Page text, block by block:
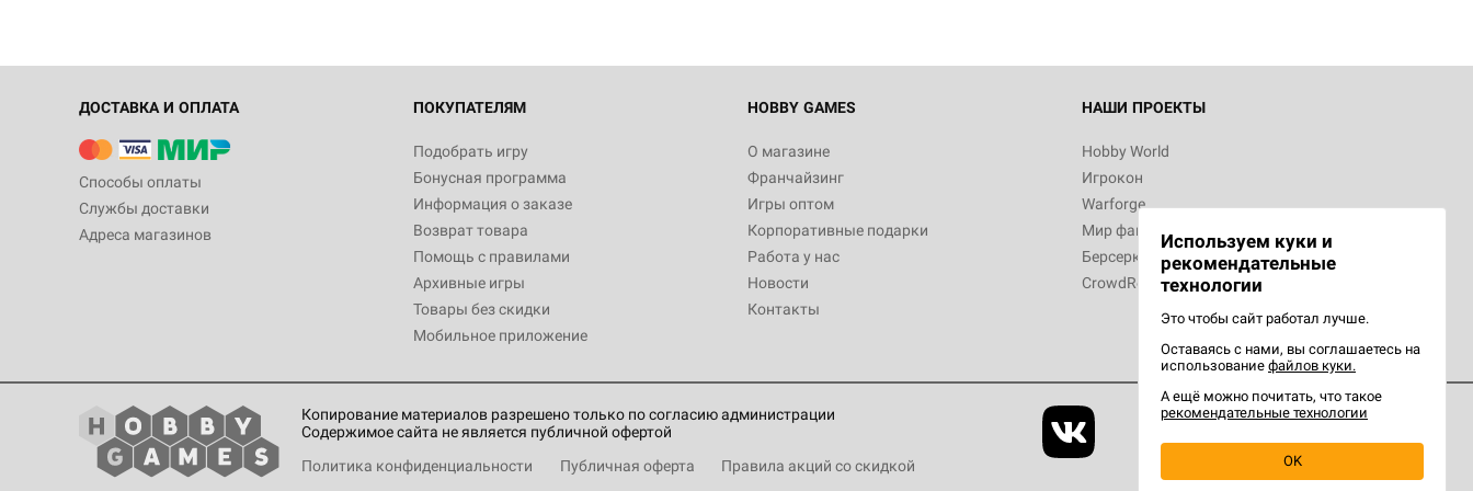
ДОСТАВКА И ОПЛАТА
Способы оплаты
Службы доставки
Адреса магазинов
ПОКУПАТЕЛЯМ
Подобрать игру
Бонусная программа
Информация о заказе
Возврат товара
Помощь с правилами
Архивные игры
Товары без скидки
Мобильное приложение
HOBBY GAMES
О магазине
Франчайзинг
Игры оптом
Корпоративные подарки
Работа у нас
Новости
Контакты
НАШИ ПРОЕКТЫ
Hobby World
Игрокон
Warforge
Мир фантастики
Берсерк
CrowdRepublic
Копирование материалов разрешено только по согласию администрации
Содержимое сайта не является публичной офертой
Политика конфиденциальности
Публичная оферта Правила акций со скидкой
Используем куки и
рекомендательные
технологии
Это чтобы сайт работал лучше.
Оставаясь с нами, вы соглашаетесь на
использование файлов куки.
А ещё можно почитать, что такое
рекомендательные технологии
OK